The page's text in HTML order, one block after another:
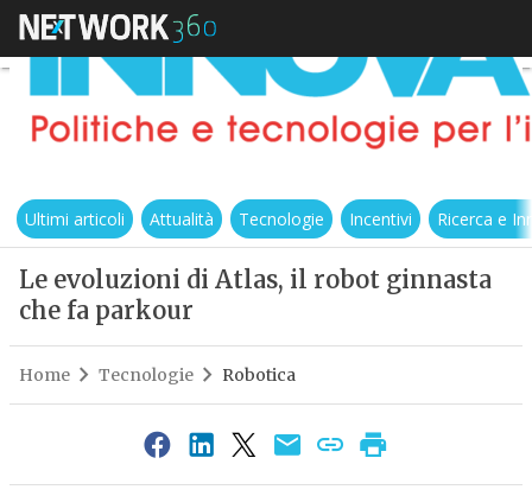
Ultimi articoli Attualità Tecnologie Incentivi Ricerca e
Le evoluzioni di Atlas, il robot ginnasta
che fa parkour
Home Tecnologie Robotica